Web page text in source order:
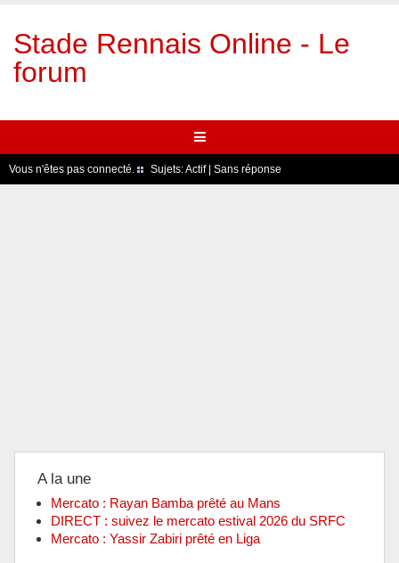
Stade Rennais Online - Le
forum
Vous n'êtes pas connecté. Sujets:Actif| Sans réponse
A la une
Mercato : Rayan Bamba prêté au Mans
DIRECT : suivez le mercato estival 2026 du SRFC
Mercato : Yassir Zabiri prêté en Liga